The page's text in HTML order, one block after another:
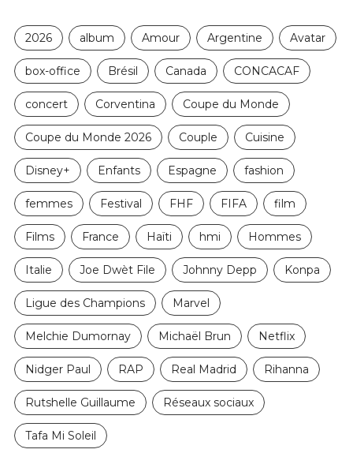
2026 album Amour Argentine Avatar
box-office Brésil Canada CONCACAF
concert Corventina Coupe du Monde
Coupe du Monde 2026 Couple Cuisine
Disney+ Enfants Espagne fashion
femmes Festival FHF FIFA film
Films France Haïti hmi Hommes
Italie Joe Dwèt File Johnny Depp Konpa
Ligue des Champions Marvel
Melchie Dumornay Michaël Brun Netflix
Nidger Paul RAP Real Madrid Rihanna
Rutshelle Guillaume Réseaux sociaux
Tafa Mi Soleil